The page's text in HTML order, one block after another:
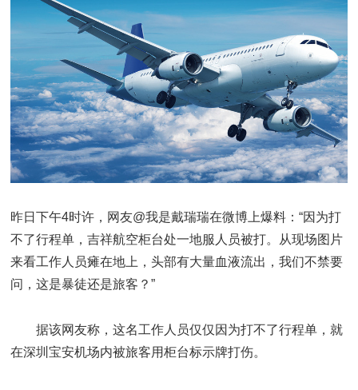
昨日下午4时许，网友@我是戴瑞瑞在微博上爆料：“因为打
不了行程单，吉祥航空柜台处一地服人员被打。从现场图片
来看工作人员瘫在地上，头部有大量血液流出，我们不禁要
问，这是暴徒还是旅客？”
据该网友称，这名工作人员仅仅因为打不了行程单，就
在深圳宝安机场内被旅客用柜台标示牌打伤。